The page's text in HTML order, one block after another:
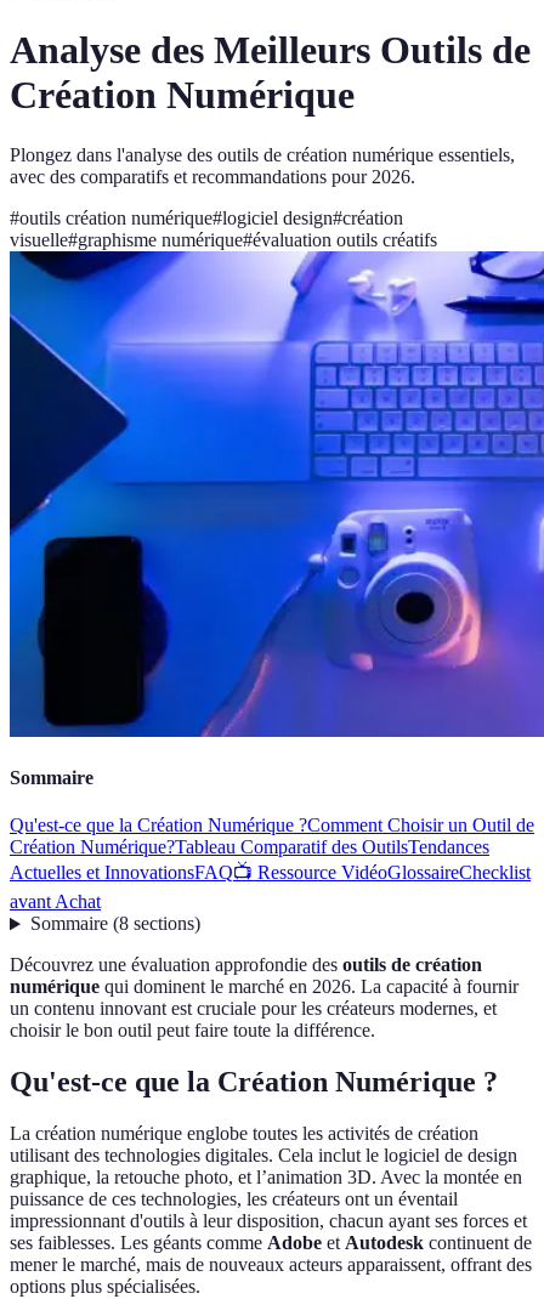
Analyse des Meilleurs Outils de
Création Numérique
Plongez dans l'analyse des outils de création numérique essentiels,
avec des comparatifs et recommandations pour 2026.
#outils création numérique#logiciel design#création
visuelle#graphisme numérique#évaluation outils créatifs
Sommaire
Qu'est-ce que la Création Numérique ?Comment Choisir un Outil de
Création Numérique?Tableau Comparatif des OutilsTendances
Actuelles et InnovationsFAQ📺 Ressource VidéoGlossaireChecklist
avant Achat
Sommaire(8 sections)
Découvrez une évaluation approfondie des outils de création
numérique qui dominent le marché en 2026. La capacité à fournir
un contenu innovant est cruciale pour les créateurs modernes, et
choisir le bon outil peut faire toute la différence.
Qu'est-ce que la Création Numérique ?
La création numérique englobe toutes les activités de création
utilisant des technologies digitales. Cela inclut le logiciel de design
graphique, la retouche photo, et l’animation 3D. Avec la montée en
puissance de ces technologies, les créateurs ont un éventail
impressionnant d'outils à leur disposition, chacun ayant ses forces et
ses faiblesses. Les géants comme Adobe et Autodesk continuent de
mener le marché, mais de nouveaux acteurs apparaissent, offrant des
options plus spécialisées.